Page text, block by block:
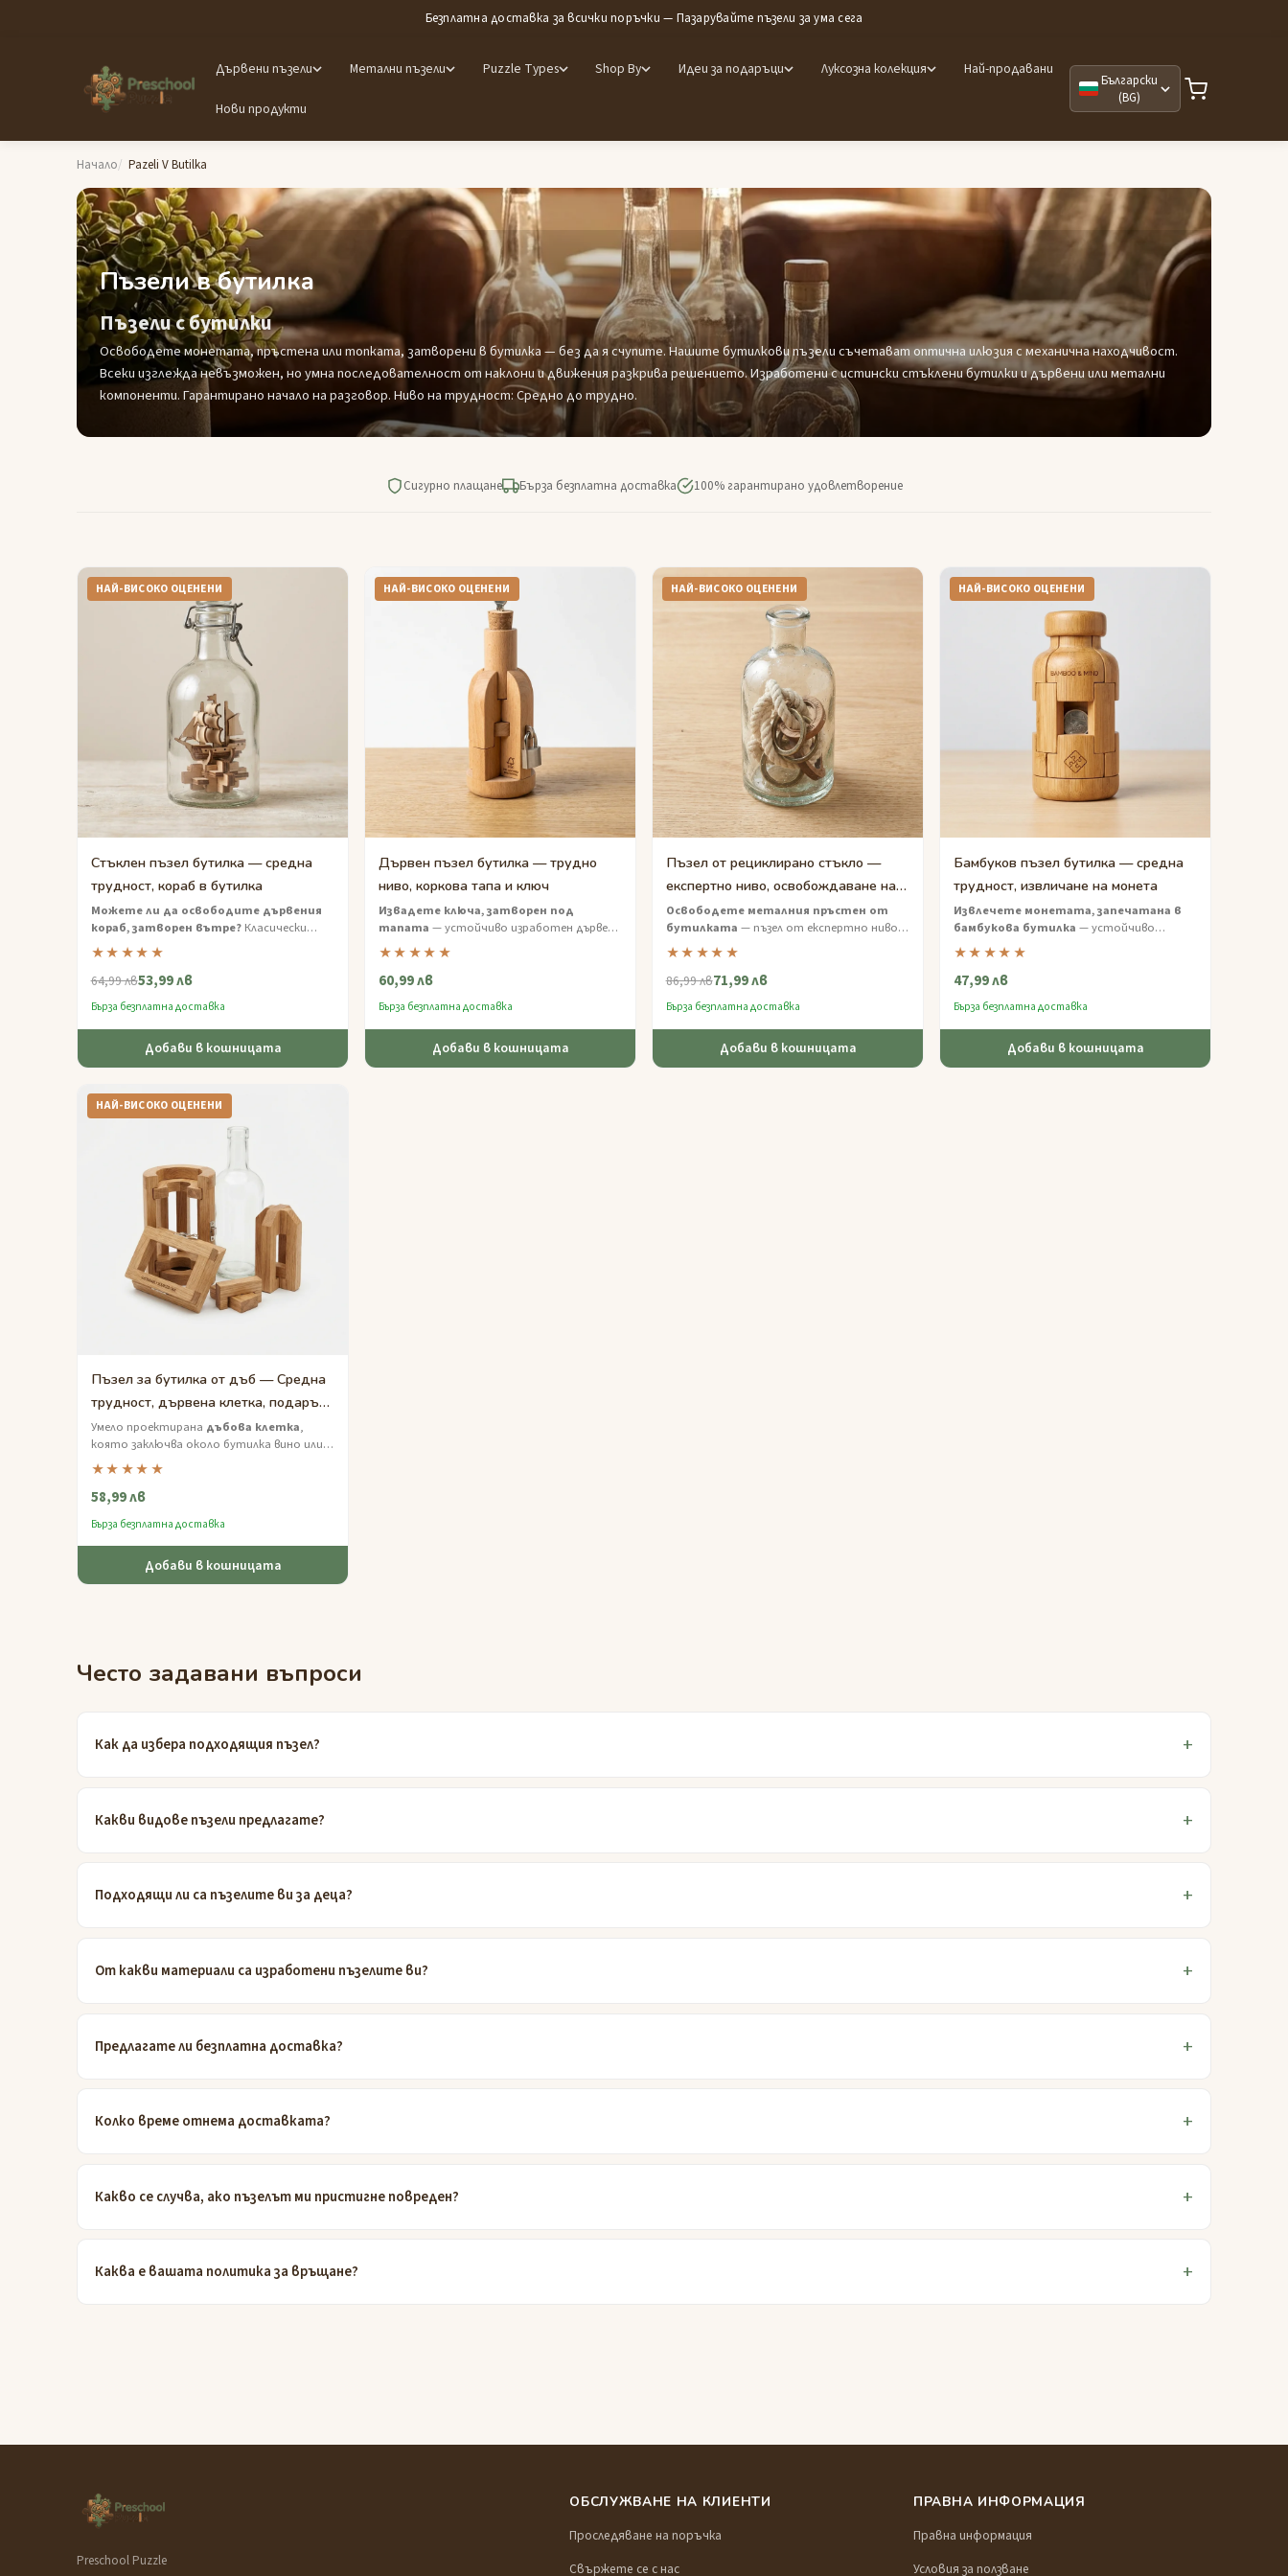
Безплатна доставка за всички поръчки — Пазарувайте пъзели за ума сега
Дървени пъзели Метални пъзели Puzzle Types Shop By Идеи за подаръци Луксозна колекция Най-продавани
Нови продукти
Български
(BG)
Начало Pazeli V Butilka
Пъзели в бутилка
Пъзели с бутилки
Освободете монетата, пръстена или топката, затворени в бутилка — без да я счупите. Нашите бутилкови пъзели съчетават оптична илюзия с механична находчивост.
Всеки изглежда невъзможен, но умна последователност от наклони и движения разкрива решението. Изработени с истински стъклени бутилки и дървени или метални
компоненти. Гарантирано начало на разговор. Ниво на трудност: Средно до трудно.
Сигурно плащане Бърза безплатна доставка 100% гарантирано удовлетворение
НАЙ-ВИСОКО ОЦЕНЕНИ
Стъклен пъзел бутилка — средна
трудност, кораб в бутилка
Можете ли да освободите дървения
кораб, затворен вътре?Класически
пъзел в бутилка, който тества вашето
търпение и пространствено мислене.
★★★★★
64,99 лв53,99 лв
Бърза безплатна доставка
Добави в кошницата
НАЙ-ВИСОКО ОЦЕНЕНИ
Дървен пъзел бутилка — трудно
ниво, коркова тапа и ключ
Извадете ключа, затворен под
тапата — устойчиво изработен дървен
пъзел в бутилка, който възнаграждава
търпението и изобретателността.
★★★★★
60,99 лв
Бърза безплатна доставка
Добави в кошницата
НАЙ-ВИСОКО ОЦЕНЕНИ
Пъзел от рециклирано стъкло —
експертно ниво, освобождаване на
пръстен
Освободете металния пръстен от
бутилката — пъзел от експертно ниво,
екологичен, който ще постави вашето
решаване на проблеми на изпитание.
★★★★★
86,99 лв71,99 лв
Бърза безплатна доставка
Добави в кошницата
НАЙ-ВИСОКО ОЦЕНЕНИ
Бамбуков пъзел бутилка — средна
трудност, извличане на монета
Извлечете монетата, запечатана в
бамбукова бутилка — устойчиво
изработен пъзел с средна трудност с
хитър механизъм за завъртане.
★★★★★
47,99 лв
Бърза безплатна доставка
Добави в кошницата
НАЙ-ВИСОКО ОЦЕНЕНИ
Пъзел за бутилка от дъб — Средна
трудност, дървена клетка, подарък
за него
Умело проектирана дъбова клетка,
която заключва около бутилка вино или
уиски — решете пъзела, за да освободите
напитката.
★★★★★
58,99 лв
Бърза безплатна доставка
Добави в кошницата
Често задавани въпроси
Как да избера подходящия пъзел?
Какви видове пъзели предлагате?
Подходящи ли са пъзелите ви за деца?
От какви материали са изработени пъзелите ви?
Предлагате ли безплатна доставка?
Колко време отнема доставката?
Какво се случва, ако пъзелът ми пристигне повреден?
Каква е вашата политика за връщане?
Preschool Puzzle
ОБСЛУЖВАНЕ НА КЛИЕНТИ
Проследяване на поръчка
Свържете се с нас
ПРАВНА ИНФОРМАЦИЯ
Правна информация
Условия за ползване